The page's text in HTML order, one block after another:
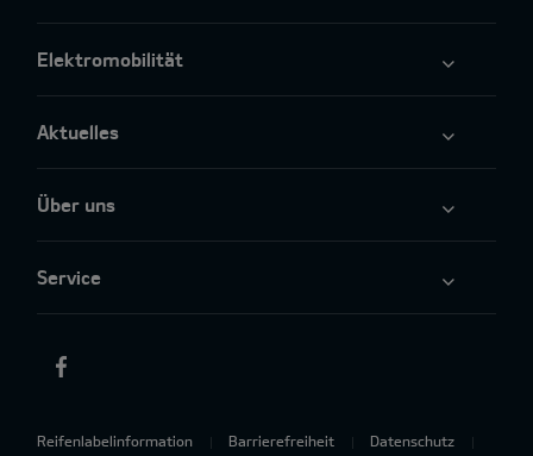
Elektromobilität
Aktuelles
Über uns
Service
Reifenlabelinformation Barrierefreiheit Datenschutz